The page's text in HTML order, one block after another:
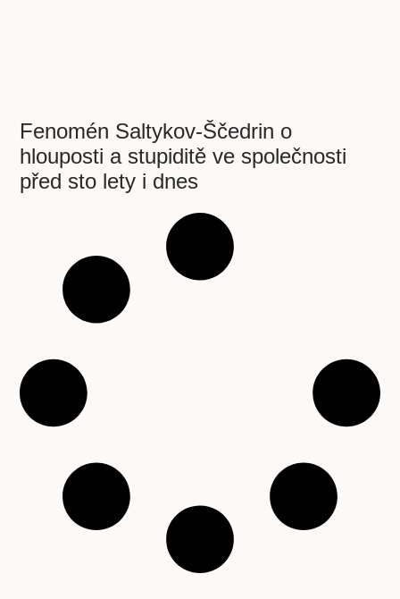
Fenomén Saltykov-Ščedrin o
hlouposti a stupiditě ve společnosti
před sto lety i dnes